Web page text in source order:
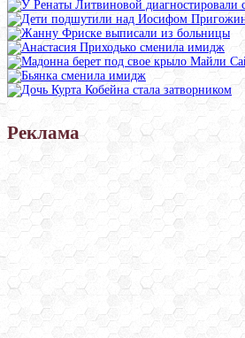
Реклама